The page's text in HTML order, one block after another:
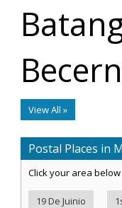
View All »
Postal Places in
Click your area
19 De Juinio